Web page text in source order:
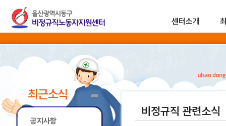
센터소개
최근소식
공지사항
비정규직 관련소식